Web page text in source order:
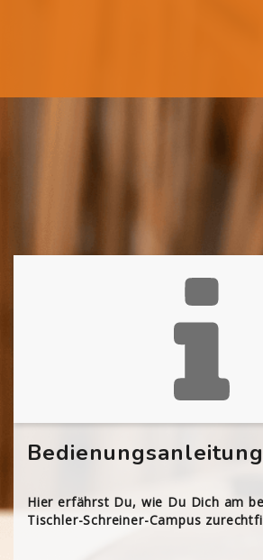
Bedienungsanleitung
Hier erfährst Du, wie Du Dich am
Tischler-Schreiner-Campus